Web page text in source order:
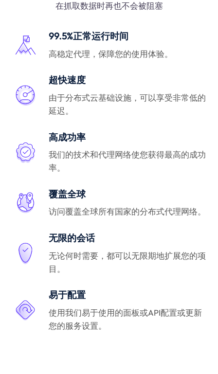
在抓取数据时再也不会被阻塞
99.5%正常运行时间
高稳定代理，保障您的使用体验。
超快速度
由于分布式云基础设施，可以享受非常低的
延迟。
高成功率
我们的技术和代理网络使您获得最高的成功
率。
覆盖全球
访问覆盖全球所有国家的分布式代理网络。
无限的会话
无论何时需要，都可以无限期地扩展您的项
目。
易于配置
使用我们易于使用的面板或API配置或更新
您的服务设置。